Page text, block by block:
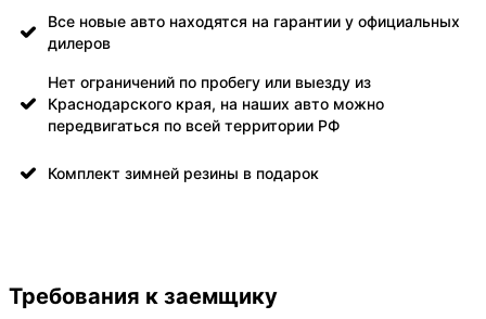
Все новые авто находятся на гарантии у официальных
дилеров
Нет ограничений по пробегу или выезду из
Краснодарского края, на наших авто можно
передвигаться по всей территории РФ
Комплект зимней резины в подарок
Требования к заемщику